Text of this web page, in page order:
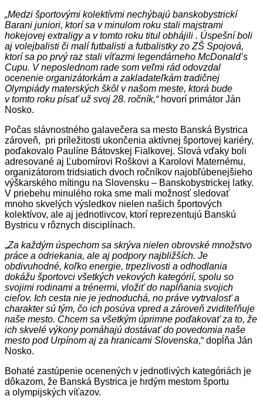
„Medzi športovými kolektívmi nechýbajú banskobystrickí
Barani juniori, ktorí sa v minulom roku stali majstrami
hokejovej extraligy a v tomto roku titul obhájili . Úspešní boli
aj volejbalisti či malí futbalisti a futbalistky zo ZŠ Spojová,
ktorí sa po prvý raz stali víťazmi legendárneho McDonald’s
Cupu. V neposlednom rade som veľmi rád odovzdal
ocenenie organizátorkám a zakladateľkám tradičnej
Olympiády materských škôl v našom meste, ktorá bude
v tomto roku písať už svoj 28. ročník,“ hovorí primátor Ján
Nosko.
Počas slávnostného galavečera sa mesto Banská Bystrica
zároveň, pri príležitosti ukončenia aktívnej športovej kariéry,
poďakovalo Paulíne Bátovskej Fialkovej. Slová vďaky boli
adresované aj Ľubomírovi Roškovi a Karolovi Maternému,
organizátorom tridsiatich dvoch ročníkov najobľúbenejšieho
výškarského mítingu na Slovensku – Banskobystrickej latky.
V priebehu minulého roka sme mali možnosť sledovať
mnoho skvelých výsledkov nielen našich športových
kolektívov, ale aj jednotlivcov, ktorí reprezentujú Banskú
Bystricu v rôznych disciplínach.
„Za každým úspechom sa skrýva nielen obrovské množstvo
práce a odriekania, ale aj podpory najbližších. Je
obdivuhodné, koľko energie, trpezlivosti a odhodlania
dokážu športovci všetkých vekových kategórií, spolu so
svojimi rodinami a trénermi, vložiť do napĺňania svojich
cieľov. Ich cesta nie je jednoduchá, no práve vytrvalosť a
charakter sú tým, čo ich posúva vpred a zároveň zviditeľňuje
naše mesto. Chcem sa všetkým úprimne poďakovať za to, že
ich skvelé výkony pomáhajú dostávať do povedomia naše
mesto pod Urpínom aj za hranicami Slovenska,“ dopĺňa Ján
Nosko.
Bohaté zastúpenie ocenených v jednotlivých kategóriách je
dôkazom, že Banská Bystrica je hrdým mestom športu
a olympijských víťazov.